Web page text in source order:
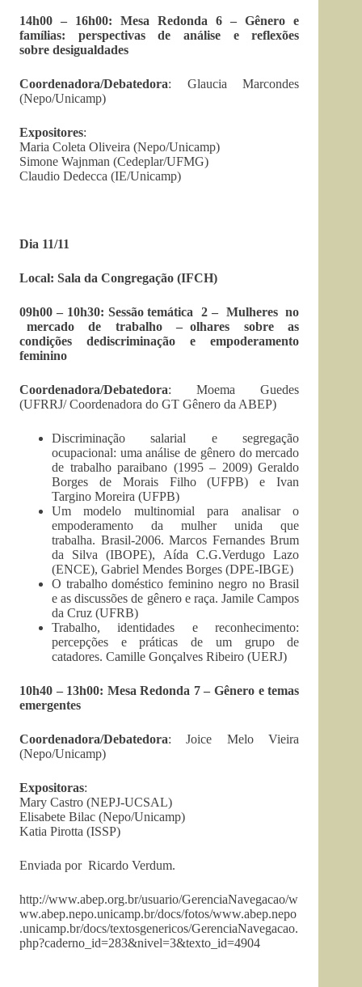
14h00 – 16h00: Mesa Redonda 6 – Gênero e
famílias: perspectivas de análise e reflexões
sobre desigualdades
Coordenadora/Debatedora: Glaucia Marcondes
(Nepo/Unicamp)
Expositores:
Maria Coleta Oliveira (Nepo/Unicamp)
Simone Wajnman (Cedeplar/UFMG)
Claudio Dedecca (IE/Unicamp)
Dia 11/11
Local: Sala da Congregação (IFCH)
09h00 – 10h30: Sessão temática 2 – Mulheres no
mercado de trabalho – olhares sobre as
condições dediscriminação e empoderamento
feminino
Coordenadora/Debatedora: Moema Guedes
(UFRRJ/ Coordenadora do GT Gênero da ABEP)
Discriminação salarial e segregação
ocupacional: uma análise de gênero do mercado
de trabalho paraibano (1995 – 2009) Geraldo
Borges de Morais Filho (UFPB) e Ivan
Targino Moreira (UFPB)
Um modelo multinomial para analisar o
empoderamento da mulher unida que
trabalha. Brasil-2006. Marcos Fernandes Brum
da Silva (IBOPE), Aída C.G.Verdugo Lazo
(ENCE), Gabriel Mendes Borges (DPE-IBGE)
O trabalho doméstico feminino negro no Brasil
e as discussões de gênero e raça. Jamile Campos
da Cruz (UFRB)
Trabalho, identidades e reconhecimento:
percepções e práticas de um grupo de
catadores. Camille Gonçalves Ribeiro (UERJ)
10h40 – 13h00: Mesa Redonda 7 – Gênero e temas
emergentes
Coordenadora/Debatedora: Joice Melo Vieira
(Nepo/Unicamp)
Expositoras:
Mary Castro (NEPJ-UCSAL)
Elisabete Bilac (Nepo/Unicamp)
Katia Pirotta (ISSP)
Enviada por Ricardo Verdum.
http://www.abep.org.br/usuario/GerenciaNavegacao/w
ww.abep.nepo.unicamp.br/docs/fotos/www.abep.nepo
.unicamp.br/docs/textosgenericos/GerenciaNavegacao.
php?caderno_id=283&nivel=3&texto_id=4904